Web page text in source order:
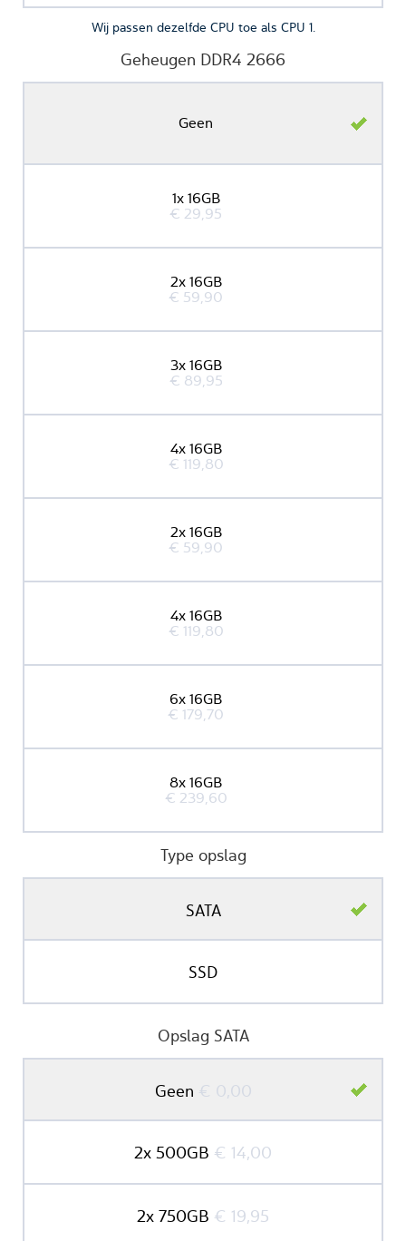
Wij passen dezelfde CPU toe als CPU 1.
Geheugen DDR4 2666
Geen
1x 16GB
€ 29,95
2x 16GB
€ 59,90
3x 16GB
€ 89,95
4x 16GB
€ 119,80
2x 16GB
€ 59,90
4x 16GB
€ 119,80
6x 16GB
€ 179,70
8x 16GB
€ 239,60
Type opslag
SATA
SSD
Opslag SATA
Geen € 0,00
2x 500GB € 14,00
2x 750GB € 19,95